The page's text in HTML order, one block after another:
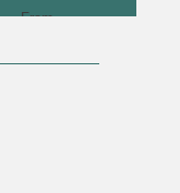
Fram
Fram
Fram